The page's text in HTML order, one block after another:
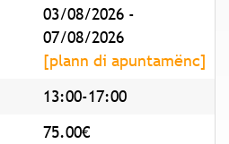
03/08/2026 -
07/08/2026
[plann di apuntamënc]
13:00-17:00
75.00€